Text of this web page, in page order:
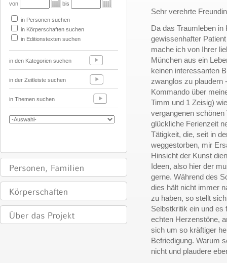
von bis
in Personen suchen
in Körperschaften suchen
in Editionstexten suchen
in den Kategorien suchen
in der Zeitleiste suchen
in Themen suchen
Sehr verehrte
Da das Traumleben
gewissenhafter
mache ich von Ihrer
München aus ein
keinen interessanten
zwanglos zu plaudern
Kommando über
Timm und 1 Zeisig)
vergangenen schönen
glückliche Ferienzeit
Tätigkeit, die, seit in
weggestorben, mir
Hinsicht der Kunst
Ideen, also hier der
gerne. Während des
dies hält nicht immer
zu haben, so stellt
Selbstkritik ein und es
echten Herzenstöne,
sich um so kräftiger
Befriedigung. Warum
nicht und plaudere